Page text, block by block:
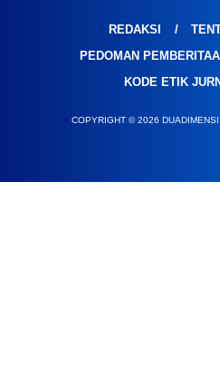
REDAKSI
PEDOMAN
KODE ETIK
COPYRIGHT © 2026